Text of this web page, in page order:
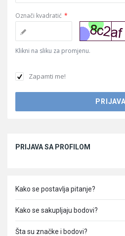
Označi kvadratić *
Klikni na sliku za promjenu.
Zapamti me!
PRIJAVA SA PROFILOM
Kako se postavlja pitanje?
Kako se sakupljaju bodovi?
Šta su značke i bodovi?